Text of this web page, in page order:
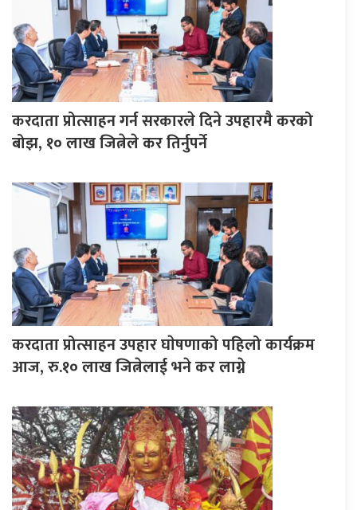
करदाता प्रोत्साहन गर्न सरकारले दिने उपहारमै करको
बोझ, १० लाख जित्नेले कर तिर्नुपर्ने
करदाता प्रोत्साहन उपहार घाेषणाको पहिलो कार्यक्रम
आज, रु.१० लाख जित्नेलाई भने कर लाग्ने